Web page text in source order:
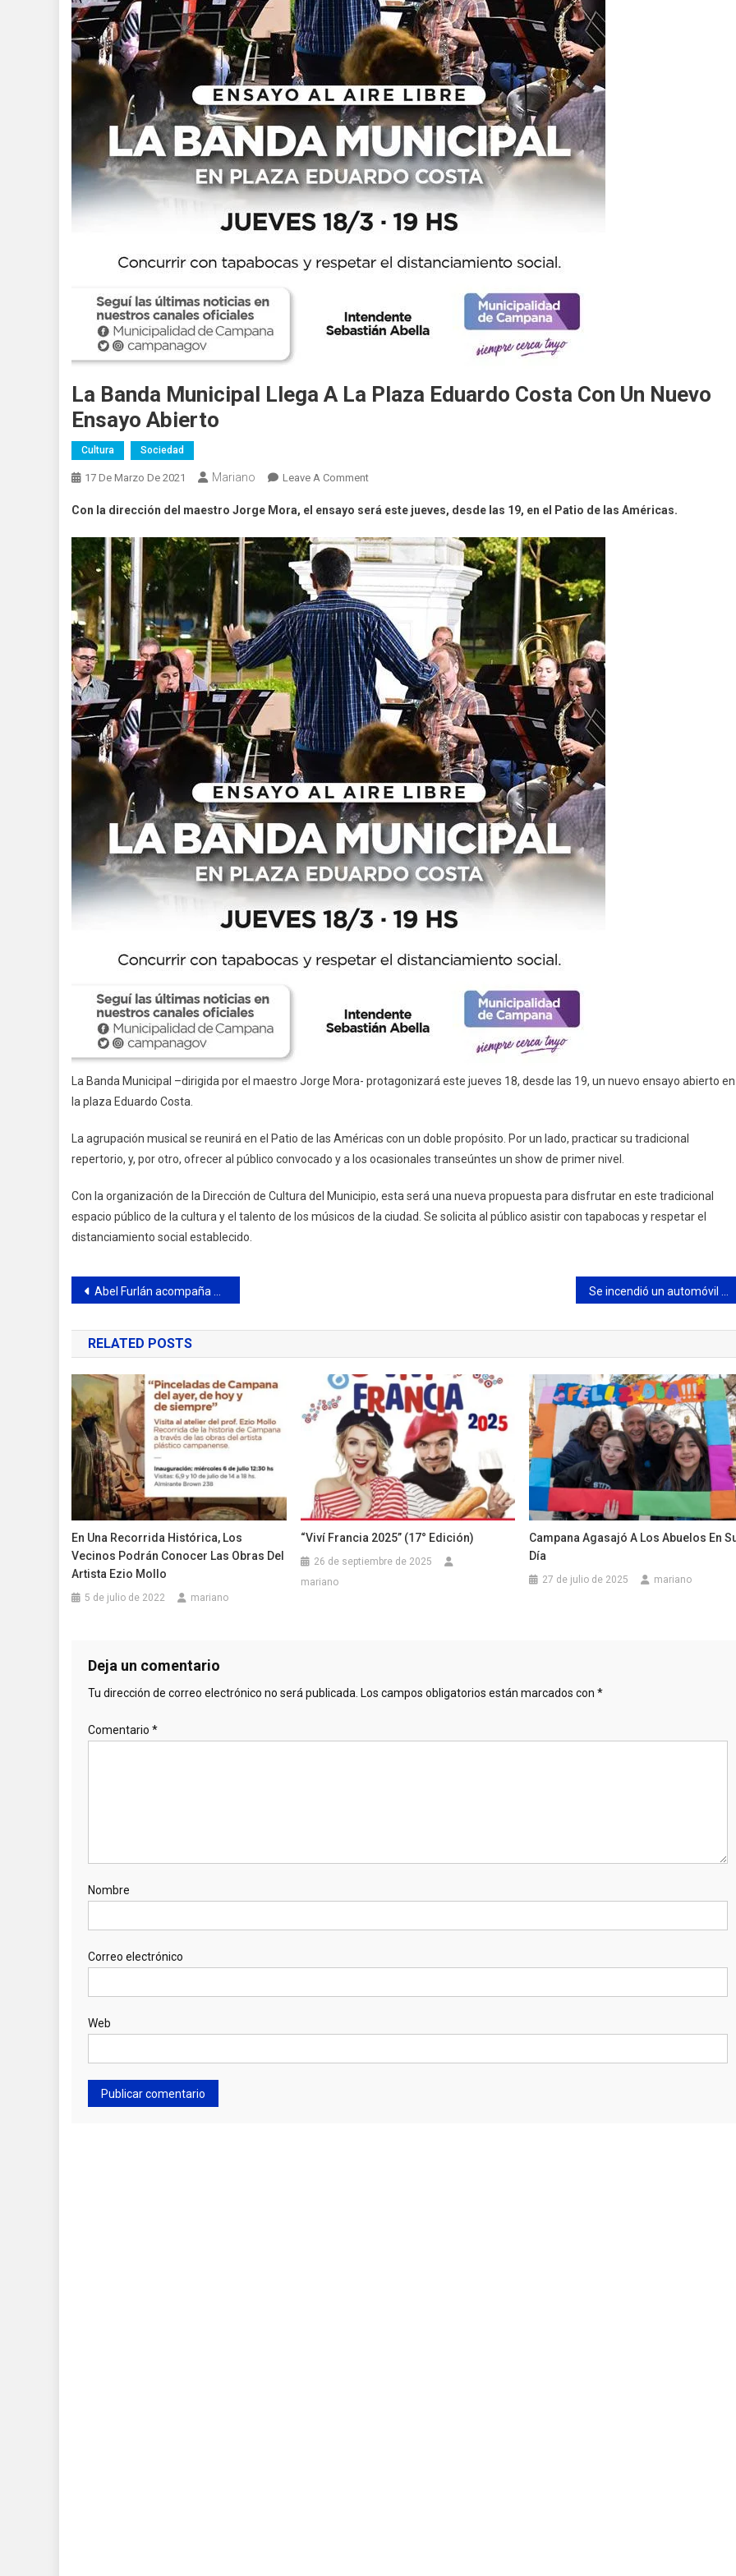
La Banda Municipal Llega A La Plaza Eduardo Costa Con Un Nuevo
Ensayo Abierto
Cultura Sociedad
17 De Marzo De 2021 Mariano Leave A CommentOn
Banda
Llega
A
La
Plaza
Eduardo
Costa
Con
Un
Nuevo
Ensayo
Abierto
Con la dirección del maestro Jorge Mora, el ensayo será este jueves, desde las 19, en el Patio de las Américas.
La Banda Municipal –dirigida por el maestro Jorge Mora- protagonizará este jueves 18, desde las 19, un nuevo ensayo abierto en
la plaza Eduardo Costa.
La agrupación musical se reunirá en el Patio de las Américas con un doble propósito. Por un lado, practicar su tradicional
repertorio, y, por otro, ofrecer al público convocado y a los ocasionales transeúntes un show de primer nivel.
Con la organización de la Dirección de Cultura del Municipio, esta será una nueva propuesta para disfrutar en este tradicional
espacio público de la cultura y el talento de los músicos de la ciudad. Se solicita al público asistir con tapabocas y respetar el
distanciamiento social establecido.
Navegación
de
entradas
Abel Furlán acompaña a Máximo Kirchner en el PJ
RELATED POSTS
En Una Recorrida Histórica, Los
Vecinos Podrán Conocer Las Obras Del
Artista Ezio Mollo
5 de julio de 2022 mariano
“Viví Francia 2025” (17° Edición)
26 de septiembre de 2025
mariano
Campana Agasajó A Los Abuelos En
Día
27 de julio de 2025 mariano
Deja un comentario
Tu dirección de correo electrónico no será publicada. Los campos obligatorios están marcados con *
Comentario *
Nombre
Correo electrónico
Web